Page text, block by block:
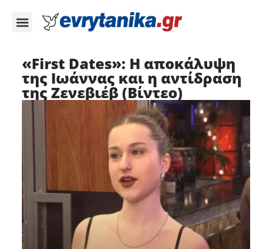
«First Dates»: Η αποκάλυψη
της Ιωάννας και η αντίδραση
της Ζενεβιέβ (Βίντεο)